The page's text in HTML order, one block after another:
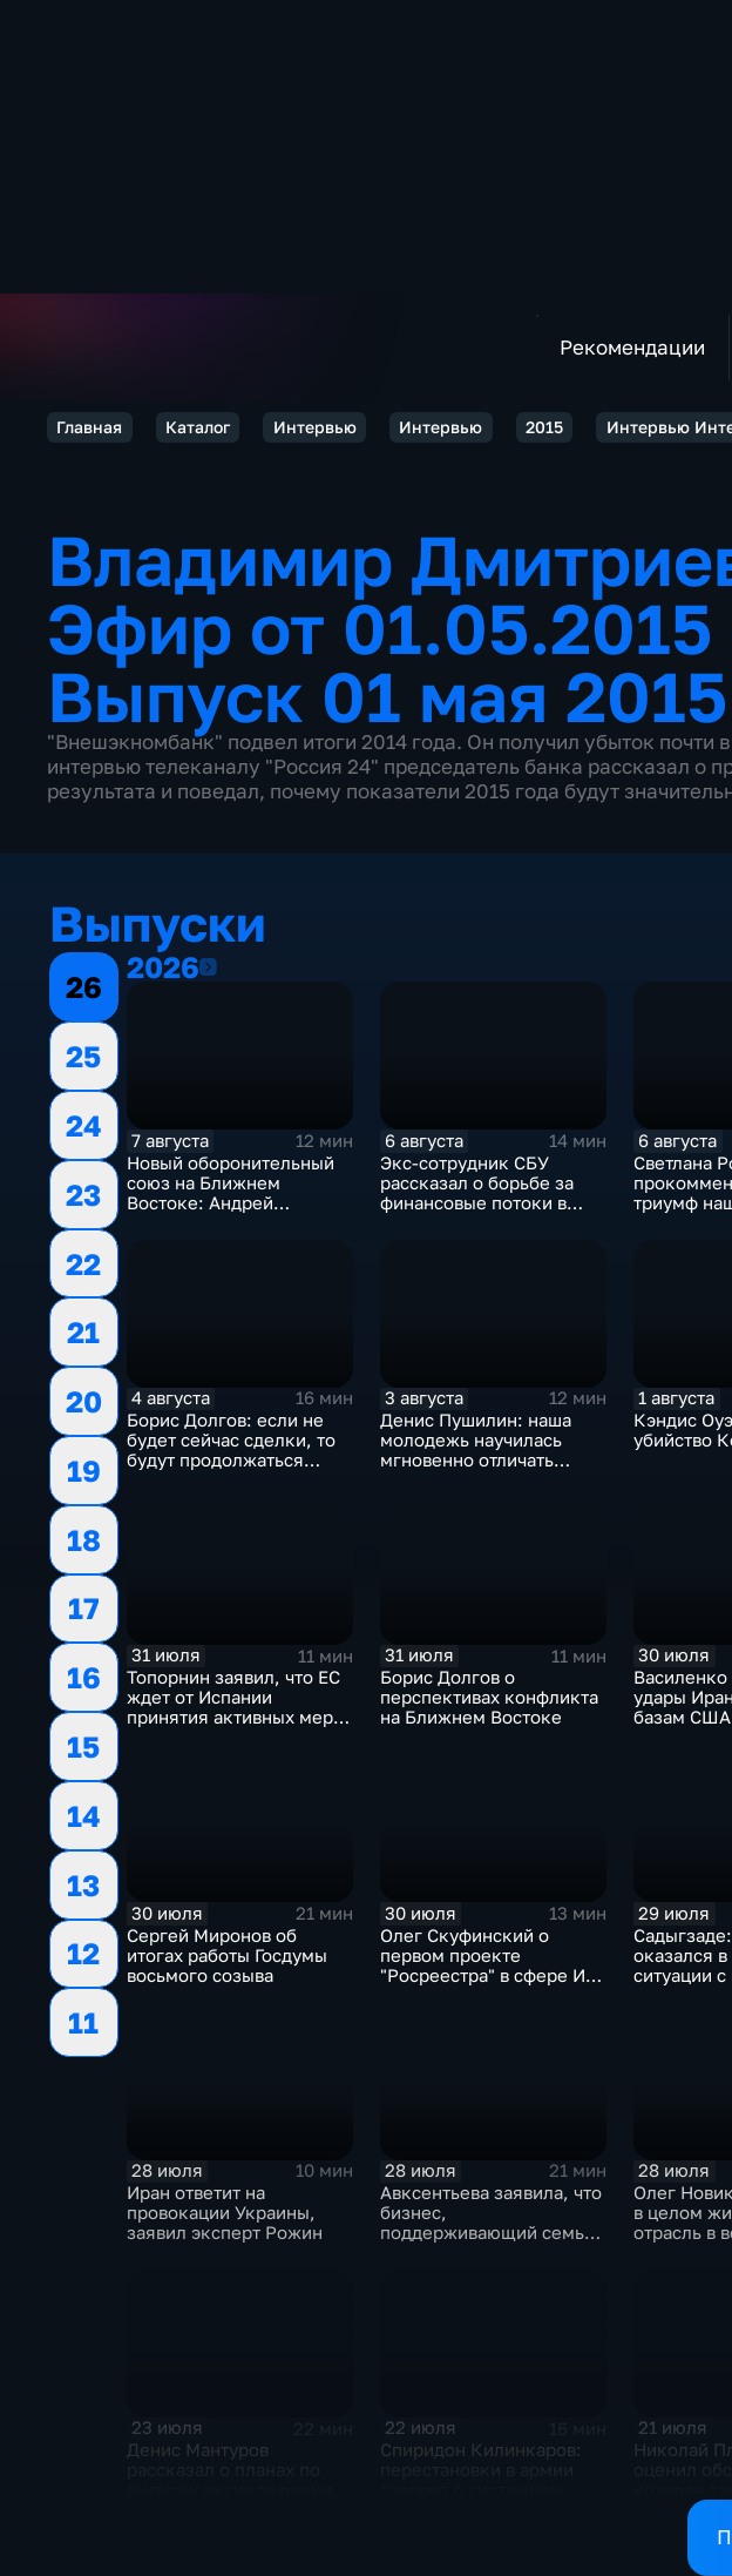
Рекомендации
Главная Каталог Интервью Интервью 2015 Интервью
Владимир
Эфир от 01.05.2015
Выпуск 01 мая
"Внешэкномбанк" подвел итоги 2014 года. Он получил убыток почти
интервью телеканалу "Россия 24" председатель банка рассказал о
результата и поведал, почему показатели 2015 года будут
Выпуски
26
25
24
23
22
21
20
19
18
17
16
15
14
13
12
11
20262026
7 августа
12 мин
Новый оборонительный
союз на Ближнем
Востоке: Андрей
6 августа
14 мин
Экс-сотрудник СБУ
рассказал о борьбе за
финансовые потоки в
6 августа
Светлана
триумф
4 августа
16 мин
Борис Долгов: если не
будет сейчас сделки, то
будут продолжаться
3 августа
12 мин
Денис Пушилин: наша
молодежь научилась
мгновенно отличать
1 августа
Кэндис
убийство
31 июля
11 мин
Топорнин заявил, что ЕС
ждет от Испании
принятия активных мер
31 июля
11 мин
Борис Долгов о
перспективах конфликта
на Ближнем Востоке
30 июля
Василенко
удары
базам США
30 июля
21 мин
Сергей Миронов об
итогах работы Госдумы
восьмого созыва
30 июля
13 мин
Олег Скуфинский о
первом проекте
"Росреестра" в сфере ИИ
29 июля
оказался
ситуации
28 июля
10 мин
Иран ответит на
провокации Украины,
заявил эксперт Рожин
28 июля
21 мин
Авксентьева заявила, что
бизнес,
поддерживающий семьи,
28 июля
Олег
в целом
отрасль в
23 июля
Денис Мантуров
22 июля
Спиридон Килинкаров:
21 июля
Николай